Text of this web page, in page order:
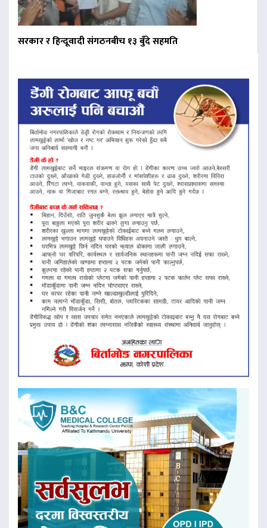
सरकार र हिन्दूवादी संगठनबीच १३ बुँदे सहमति